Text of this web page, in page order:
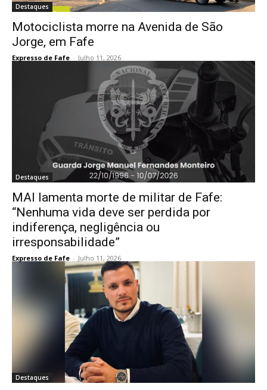
Destaques
Motociclista morre na Avenida de São
Jorge, em Fafe
Expresso de Fafe - Julho 11, 2026
Destaques
MAI lamenta morte de militar de Fafe:
“Nenhuma vida deve ser perdida por
indiferença, negligência ou
irresponsabilidade”
Expresso de Fafe - Julho 11, 2026
Destaques